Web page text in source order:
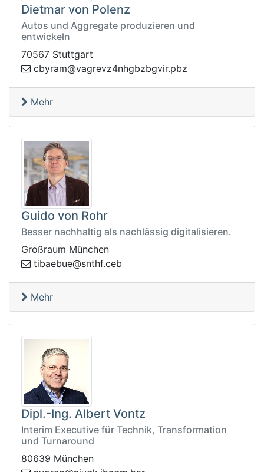
Dietmar von Polenz
Autos und Aggregate produzieren und
entwickeln
70567 Stuttgart
zbp.rivgbzbghn4zvergav
@marybc
Mehr
Guido von Rohr
Besser nachhaltig als nachlässig digitalisieren.
Großraum München
bec.fhtns@eubeabi
t
Mehr
Dipl.-Ing. Albert Vontz
Interim Executive für Technik, Transformation
und Turnaround
80639 München